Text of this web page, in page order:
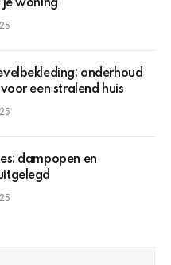
je woning
onderhoud
een stralend huis
dampopen en